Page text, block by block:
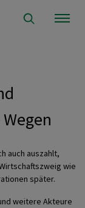
auch auszahlt,
wie
später.
weitere Akteure